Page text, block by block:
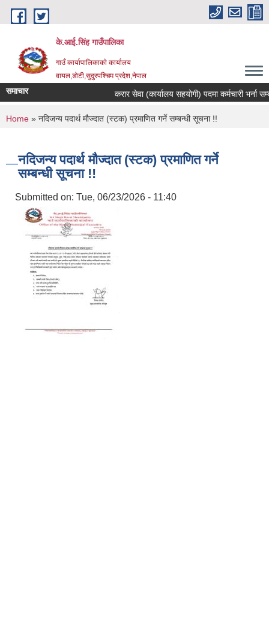
Skip to main content
के.आई.सिंह गाउँपालिका
गाउँ कार्यापालिकाकाे कार्यालय
वायल,डोटी,सुदुरपश्चिम प्रदेश,नेपाल
समाचार करार सेवा (कार्यालय सहयोगी) पदमा कर्मचारी भर्ना
You are here
Home » नदिजन्य पदार्थ मौज्दात (स्टक) प्रमाणित गर्ने सम्बन्धी सूचना !!
नदिजन्य पदार्थ मौज्दात (स्टक) प्रमाणित गर्ने
सम्बन्धी सूचना !!
Submitted on: Tue, 06/23/2026 - 11:40